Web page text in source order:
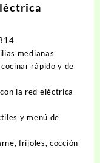
medianas
rápido y de
la red eléctrica
y menú de
frijoles, cocción